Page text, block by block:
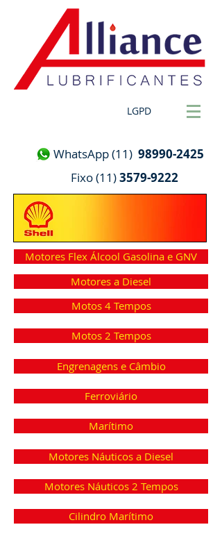
LGPD
WhatsApp (11) 98990-2425
Fixo (11)3579-9222
Motores Flex Álcool Gasolina e GNV
Motores a Diesel
Motos 4 Tempos
Motos 2 Tempos
Engrenagens e Câmbio
Ferroviário
Marítimo
Motores Náuticos a Diesel
Motores Náuticos 2 Tempos
Cilindro Marítimo